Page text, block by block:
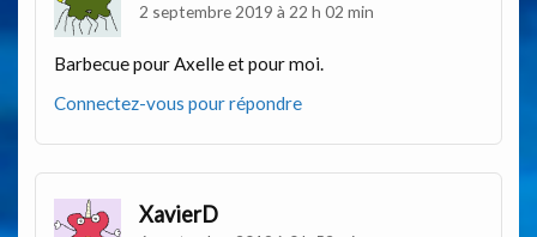
2 septembre 2019 à 22 h 02 min
Barbecue pour Axelle et pour moi.
Connectez-vous pour répondre
XavierD